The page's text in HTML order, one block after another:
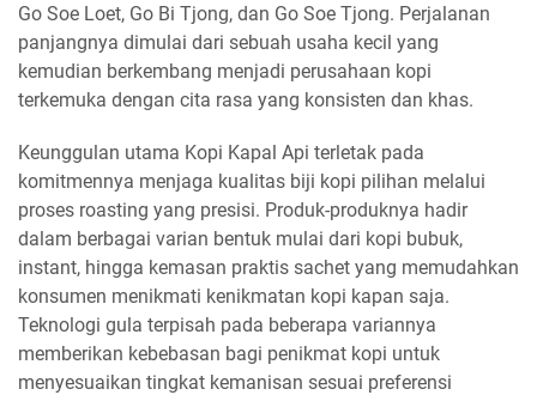
Go Soe Loet, Go Bi Tjong, dan Go Soe Tjong. Perjalanan
panjangnya dimulai dari sebuah usaha kecil yang
kemudian berkembang menjadi perusahaan kopi
terkemuka dengan cita rasa yang konsisten dan khas.
Keunggulan utama Kopi Kapal Api terletak pada
komitmennya menjaga kualitas biji kopi pilihan melalui
proses roasting yang presisi. Produk-produknya hadir
dalam berbagai varian bentuk mulai dari kopi bubuk,
instant, hingga kemasan praktis sachet yang memudahkan
konsumen menikmati kenikmatan kopi kapan saja.
Teknologi gula terpisah pada beberapa variannya
memberikan kebebasan bagi penikmat kopi untuk
menyesuaikan tingkat kemanisan sesuai preferensi